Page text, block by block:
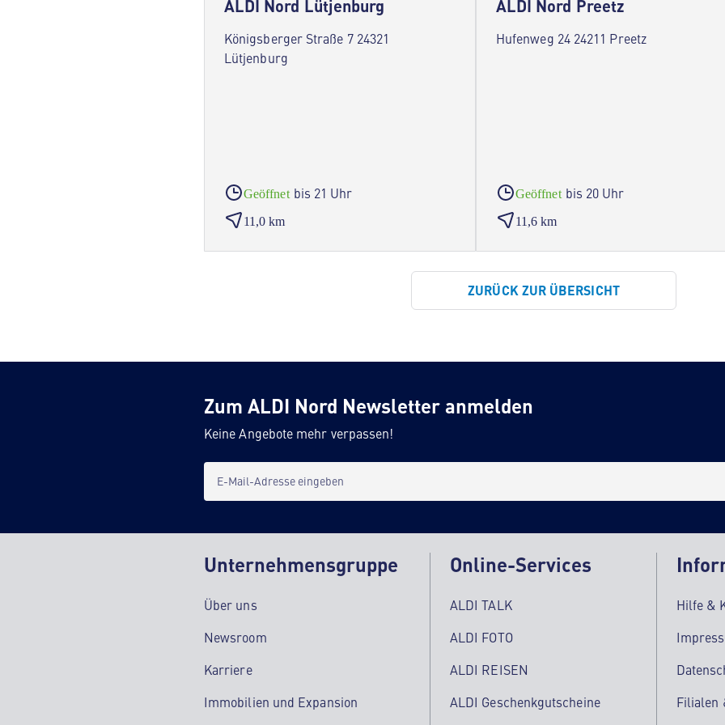
ALDI Nord Lütjenburg
Königsberger Straße 7 24321
Lütjenburg
Geöffnet bis 21 Uhr
11,0 km
ALDI Nord Preetz
Hufenweg 24 24211 Preetz
Geöffnet bis 20 Uhr
11,6 km
ZURÜCK ZUR ÜBERSICHT
Zum ALDI Nord Newsletter anmelden
Keine Angebote mehr verpassen!
E-Mail-Adresse eingeben
Unternehmensgruppe
Über uns
Newsroom
Karriere
Immobilien und Expansion
Online-Services
ALDI TALK
ALDI FOTO
ALDI REISEN
ALDI Geschenkgutscheine
Hilfe &
Filialen